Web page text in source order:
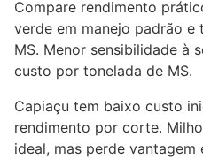
Compare rendimento
verde em manejo padrão e
MS. Menor sensibilidade à
custo por tonelada de MS.
Capiaçu tem baixo custo
rendimento por corte.
ideal, mas perde vantagem